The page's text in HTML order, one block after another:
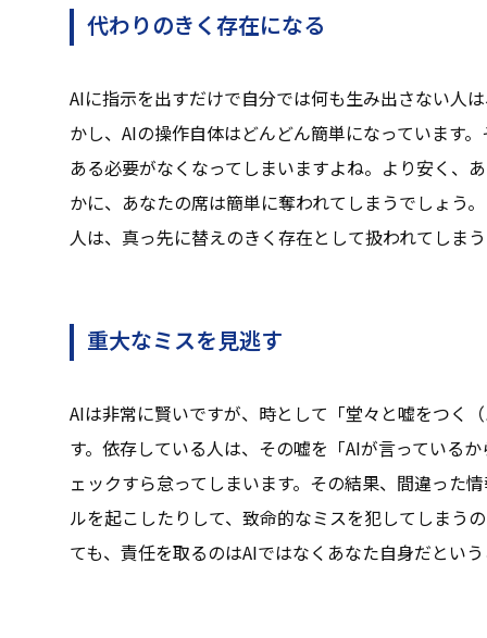
代わりのきく存在になる
AIに指示を出すだけで自分では何も生み出さない人
かし、AIの操作自体はどんどん簡単になっています
ある必要がなくなってしまいますよね。より安く、
かに、あなたの席は簡単に奪われてしまうでしょう
人は、真っ先に替えのきく存在として扱われてしま
重大なミスを見逃す
AIは非常に賢いですが、時として「堂々と嘘をつく
す。依存している人は、その嘘を「AIが言っている
ェックすら怠ってしまいます。その結果、間違った
ルを起こしたりして、致命的なミスを犯してしまう
ても、責任を取るのはAIではなくあなた自身だとい